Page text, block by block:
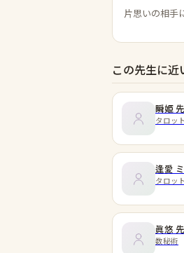
片思いの相手
この先生に近
瞬姫
タロッ
逢愛
タロッ
眞悠
数秘術